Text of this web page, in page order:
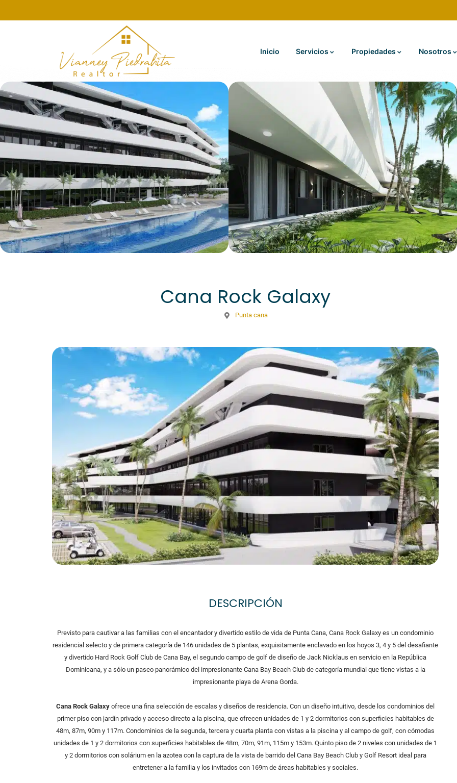
Inicio Servicios Propiedades Nosotros
Cana Rock Galaxy
Punta cana
DESCRIPCIÓN
Previsto para cautivar a las familias con el encantador y divertido estilo de vida de Punta Cana, Cana Rock Galaxy es un condominio
residencial selecto y de primera categoría de 146 unidades de 5 plantas, exquisitamente enclavado en los hoyos 3, 4 y 5 del desafiante
y divertido Hard Rock Golf Club de Cana Bay, el segundo campo de golf de diseño de Jack Nicklaus en servicio en la República
Dominicana, y a sólo un paseo panorámico del impresionante Cana Bay Beach Club de categoría mundial que tiene vistas a la
impresionante playa de Arena Gorda.
Cana Rock Galaxy ofrece una fina selección de escalas y diseños de residencia. Con un diseño intuitivo, desde los condominios del
primer piso con jardín privado y acceso directo a la piscina, que ofrecen unidades de 1 y 2 dormitorios con superficies habitables de
48m, 87m, 90m y 117m. Condominios de la segunda, tercera y cuarta planta con vistas a la piscina y al campo de golf, con cómodas
unidades de 1 y 2 dormitorios con superficies habitables de 48m, 70m, 91m, 115m y 153m. Quinto piso de 2 niveles con unidades de 1
y 2 dormitorios con solárium en la azotea con la captura de la vista de barrido del Cana Bay Beach Club y Golf Resort ideal para
entretener a la familia y los invitados con 169m de áreas habitables y sociales.